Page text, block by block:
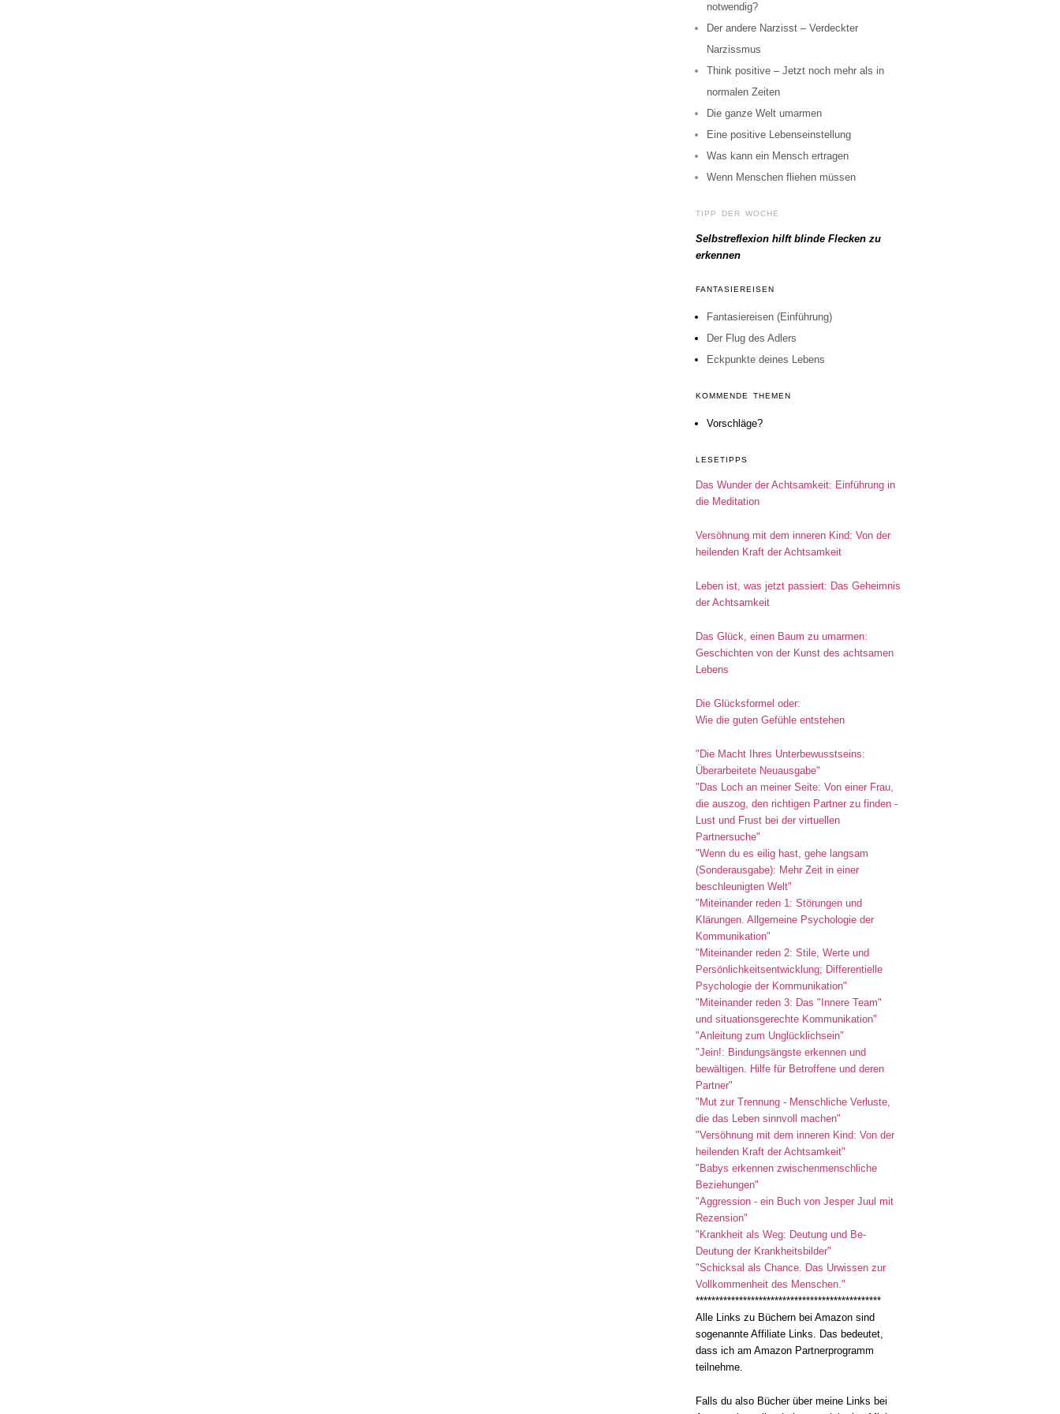
notwendig?
Der andere Narzisst – Verdeckter
Narzissmus
Think positive – Jetzt noch mehr als in
normalen Zeiten
Die ganze Welt umarmen
Eine positive Lebenseinstellung
Was kann ein Mensch ertragen
Wenn Menschen fliehen müssen
TIPP DER WOCHE
Selbstreflexion hilft blinde Flecken zu
erkennen
FANTASIEREISEN
Fantasiereisen (Einführung)
Der Flug des Adlers
Eckpunkte deines Lebens
KOMMENDE THEMEN
Vorschläge?
LESETIPPS
Das Wunder der Achtsamkeit: Einführung in
die Meditation
Versöhnung mit dem inneren Kind: Von der
heilenden Kraft der Achtsamkeit
Leben ist, was jetzt passiert: Das Geheimnis
der Achtsamkeit
Das Glück, einen Baum zu umarmen:
Geschichten von der Kunst des achtsamen
Lebens
Die Glücksformel oder:
Wie die guten Gefühle entstehen
"Die Macht Ihres Unterbewusstseins:
Überarbeitete Neuausgabe"
"Das Loch an meiner Seite: Von einer Frau,
die auszog, den richtigen Partner zu finden -
Lust und Frust bei der virtuellen
Partnersuche"
"Wenn du es eilig hast, gehe langsam
(Sonderausgabe): Mehr Zeit in einer
beschleunigten Welt"
"Miteinander reden 1: Störungen und
Klärungen. Allgemeine Psychologie der
Kommunikation"
"Miteinander reden 2: Stile, Werte und
Persönlichkeitsentwicklung; Differentielle
Psychologie der Kommunikation"
"Miteinander reden 3: Das "Innere Team"
und situationsgerechte Kommunikation"
"Anleitung zum Unglücklichsein"
"Jein!: Bindungsängste erkennen und
bewältigen. Hilfe für Betroffene und deren
Partner"
"Mut zur Trennung - Menschliche Verluste,
die das Leben sinnvoll machen"
"Versöhnung mit dem inneren Kind: Von der
heilenden Kraft der Achtsamkeit"
"Babys erkennen zwischenmenschliche
Beziehungen"
"Aggression - ein Buch von Jesper Juul mit
Rezension"
"Krankheit als Weg: Deutung und Be-
Deutung der Krankheitsbilder"
"Schicksal als Chance. Das Urwissen zur
Vollkommenheit des Menschen."
***********************************************
Alle Links zu Büchern bei Amazon sind
sogenannte Affiliate Links. Das bedeutet,
dass ich am Amazon Partnerprogramm
teilnehme.
Falls du also Bücher über meine Links bei